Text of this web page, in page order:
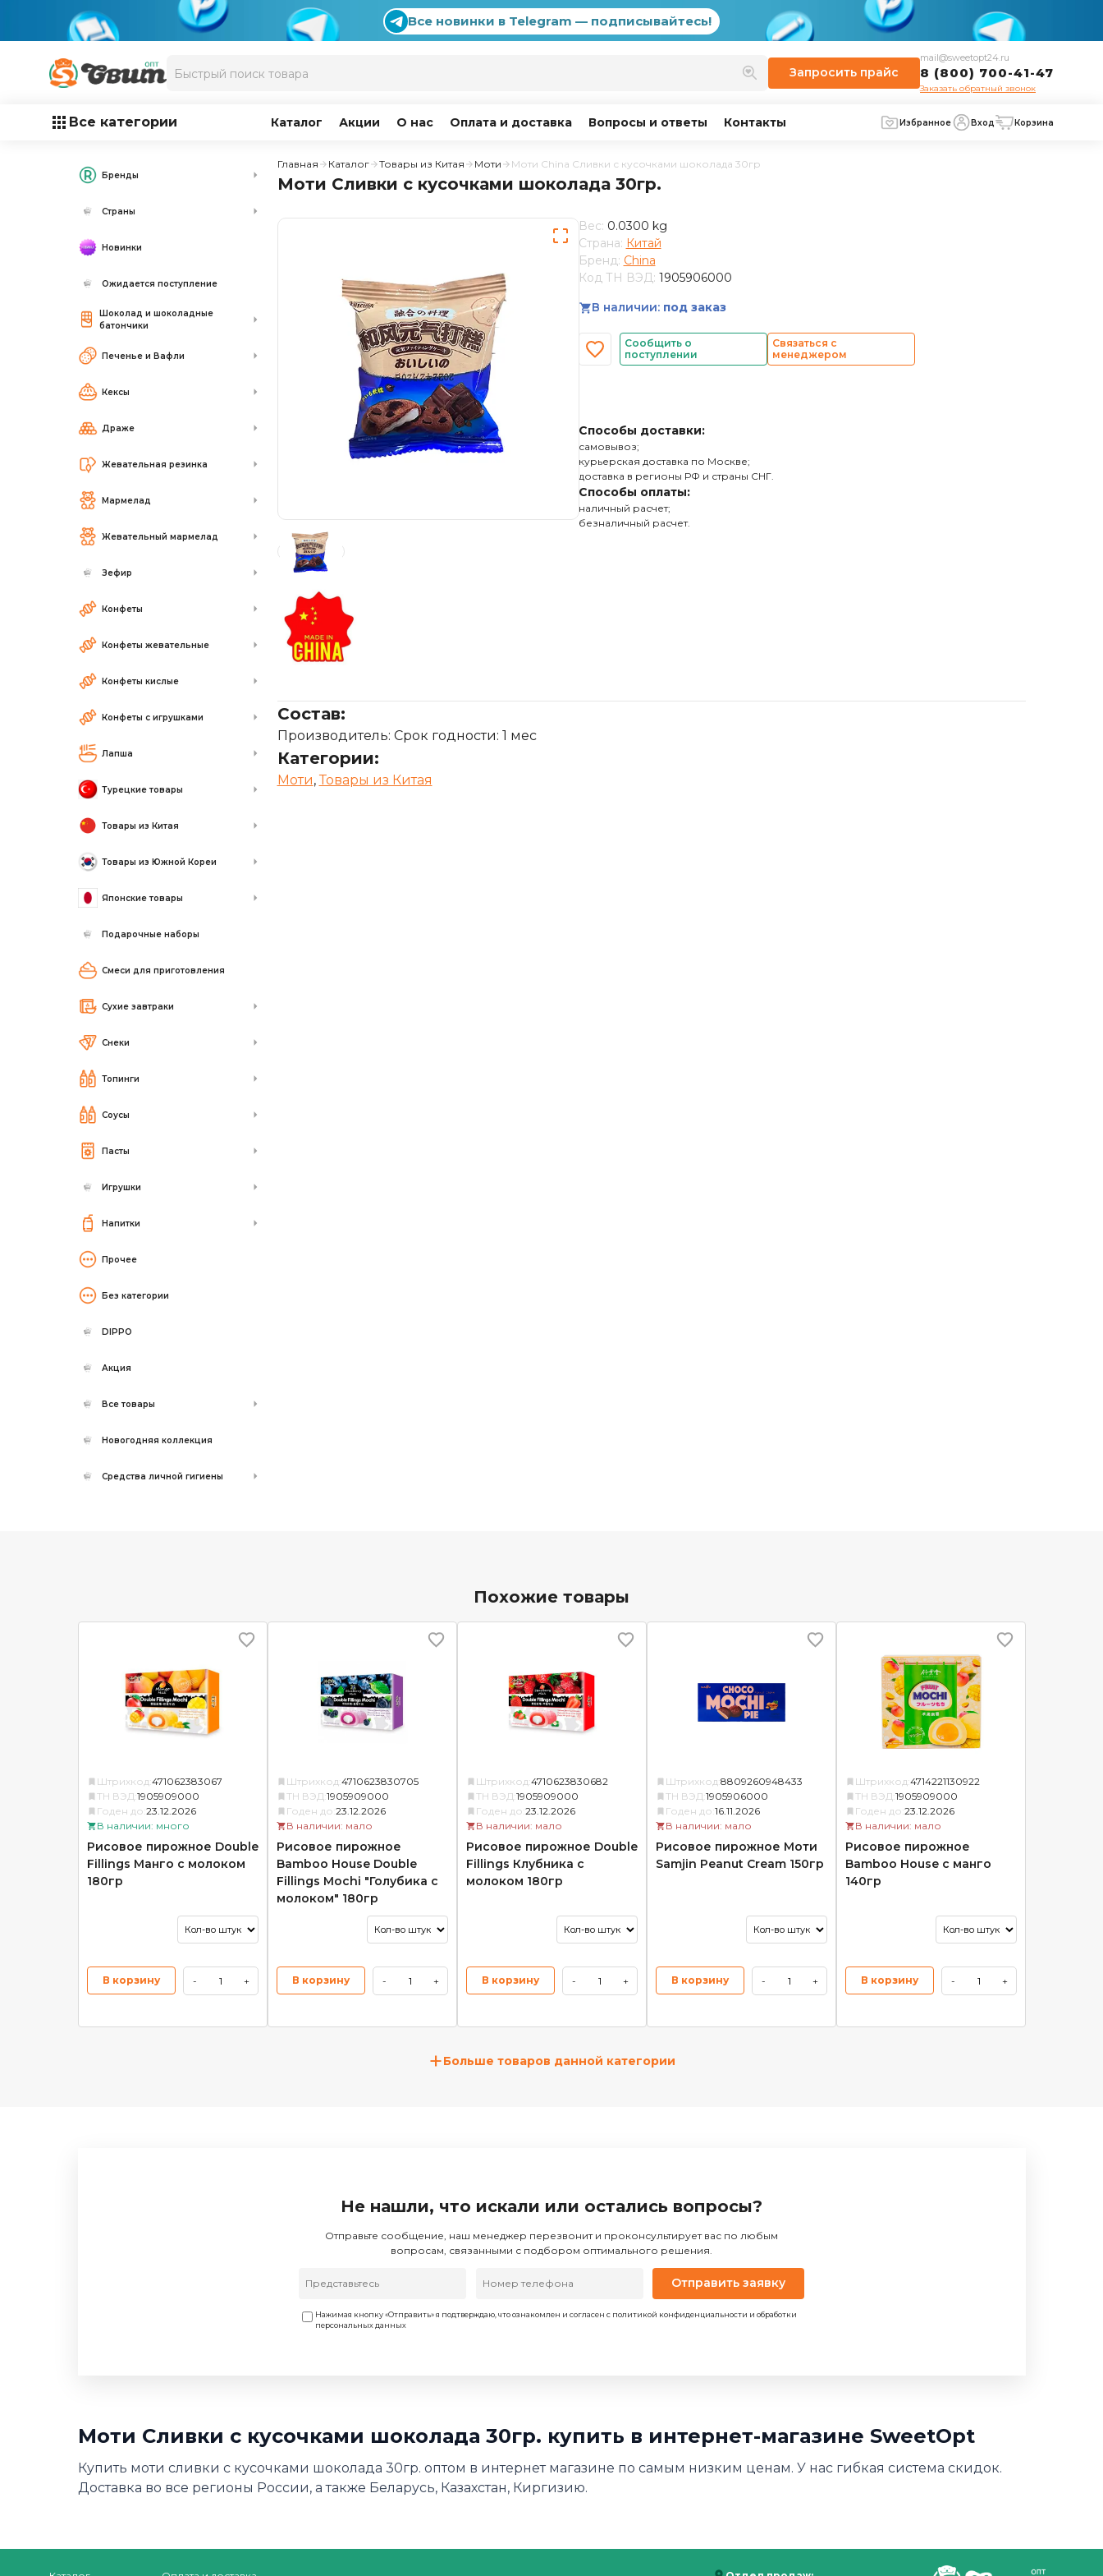
Все новинки в Telegram — подписывайтесь!
Запросить прайс
mail@sweetopt24.ru
8 (800) 700-41-47
Заказать обратный звонок
Все категории Каталог Акции О нас Оплата и доставка Вопросы и ответы Контакты Избранное Вход Корзина
Бренды
Страны
Новинки
Ожидается поступление
Шоколад и шоколадные
батончики
Печенье и Вафли
Кексы
Драже
Жевательная резинка
Мармелад
Жевательный мармелад
Зефир
Конфеты
Конфеты жевательные
Конфеты кислые
Конфеты с игрушками
Лапша
Турецкие товары
Товары из Китая
Товары из Южной Кореи
Японские товары
Подарочные наборы
Смеси для приготовления
Сухие завтраки
Снеки
Топинги
Соусы
Пасты
Игрушки
Напитки
Прочее
Без категории
DIPPO
Акция
Все товары
Новогодняя коллекция
Средства личной гигиены
Главная Каталог Товары из Китая Моти Моти China Сливки с кусочками шоколада 30гр
Моти Сливки с кусочками шоколада 30гр.
Вес: 0.0300 kg
Страна: Китай
Бренд: China
Код ТН ВЭД: 1905906000
В наличии: под заказ
Сообщить о
поступлении
Связаться с
менеджером
Способы доставки:
самовывоз;
курьерская доставка по Москве;
доставка в регионы РФ и страны СНГ.
Способы оплаты:
наличный расчет;
безналичный расчет.
Состав:
Производитель: Срок годности: 1 мес
Категории:
Моти,Товары из Китая
Похожие товары
Штрихкод: 471062383067
ТН ВЭД: 1905909000
Годен до: 23.12.2026
В наличии: много
Рисовое пирожное Double
Fillings Манго с молоком
180гр
В корзину - +
Штрихкод: 4710623830705
ТН ВЭД: 1905909000
Годен до: 23.12.2026
В наличии: мало
Рисовое пирожное
Bamboo House Double
Fillings Mochi "Голубика с
молоком" 180гр
В корзину - +
Штрихкод: 4710623830682
ТН ВЭД: 1905909000
Годен до: 23.12.2026
В наличии: мало
Рисовое пирожное Double
Fillings Клубника с
молоком 180гр
В корзину - +
Штрихкод: 8809260948433
ТН ВЭД: 1905906000
Годен до: 16.11.2026
В наличии: мало
Рисовое пирожное Моти
Samjin Peanut Cream 150гр
В корзину - +
Штрихкод: 4714221130922
ТН ВЭД: 1905909000
Годен до: 23.12.2026
В наличии: мало
Рисовое пирожное
Bamboo House с манго
140гр
В корзину - +
+Больше товаров данной категории
Не нашли, что искали или остались вопросы?
Отправьте сообщение, наш менеджер перезвонит и проконсультирует вас по любым
вопросам, связанными с подбором оптимального решения.
Отправить заявку
Нажимая кнопку «Отправить» я подтверждаю, что ознакомлен и согласен с политикой конфиденциальности и обработки
персональных данных
Моти Сливки с кусочками шоколада 30гр. купить в интернет-магазине SweetOpt
Купить моти сливки с кусочками шоколада 30гр. оптом в интернет магазине по самым низким ценам. У нас гибкая система скидок.
Доставка во все регионы России, а также Беларусь, Казахстан, Киргизию.